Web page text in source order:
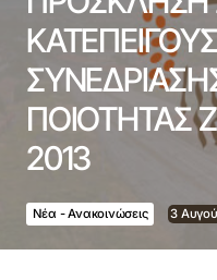
ΠΟΙΟΤΗΤΑΣ
2013
Νέα - Ανακοινώσεις 3